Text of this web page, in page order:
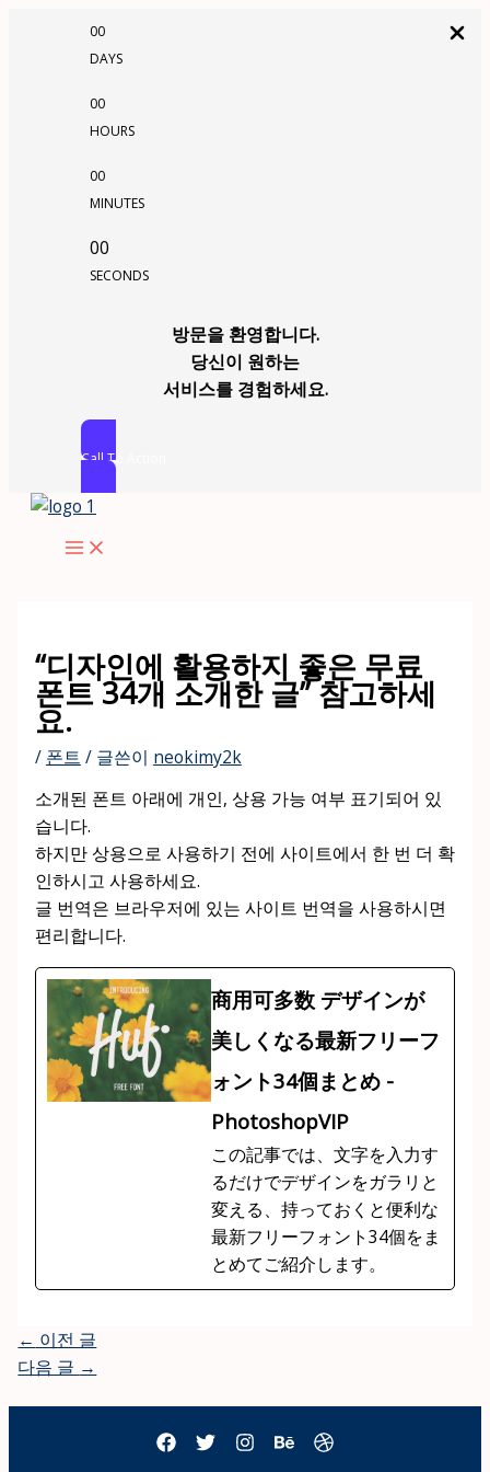
00
DAYS
00
HOURS
00
MINUTES
00
SECONDS
방문을 환영합니다.
당신이 원하는
서비스를 경험하세요.
Call To Action
“디자인에 활용하지 좋은 무료
폰트 34개 소개한 글” 참고하세
요.
/ 폰트 / 글쓴이 neokimy2k
소개된 폰트 아래에 개인, 상용 가능 여부 표기되어 있
습니다.
하지만 상용으로 사용하기 전에 사이트에서 한 번 더 확
인하시고 사용하세요.
글 번역은 브라우저에 있는 사이트 번역을 사용하시면
편리합니다.
商用可多数 デザインが
美しくなる最新フリーフ
ォント34個まとめ -
PhotoshopVIP
この記事では、文字を入力す
るだけでデザインをガラリと
変える、持っておくと便利な
最新フリーフォント34個をま
とめてご紹介します。
← 이전 글
다음 글 →